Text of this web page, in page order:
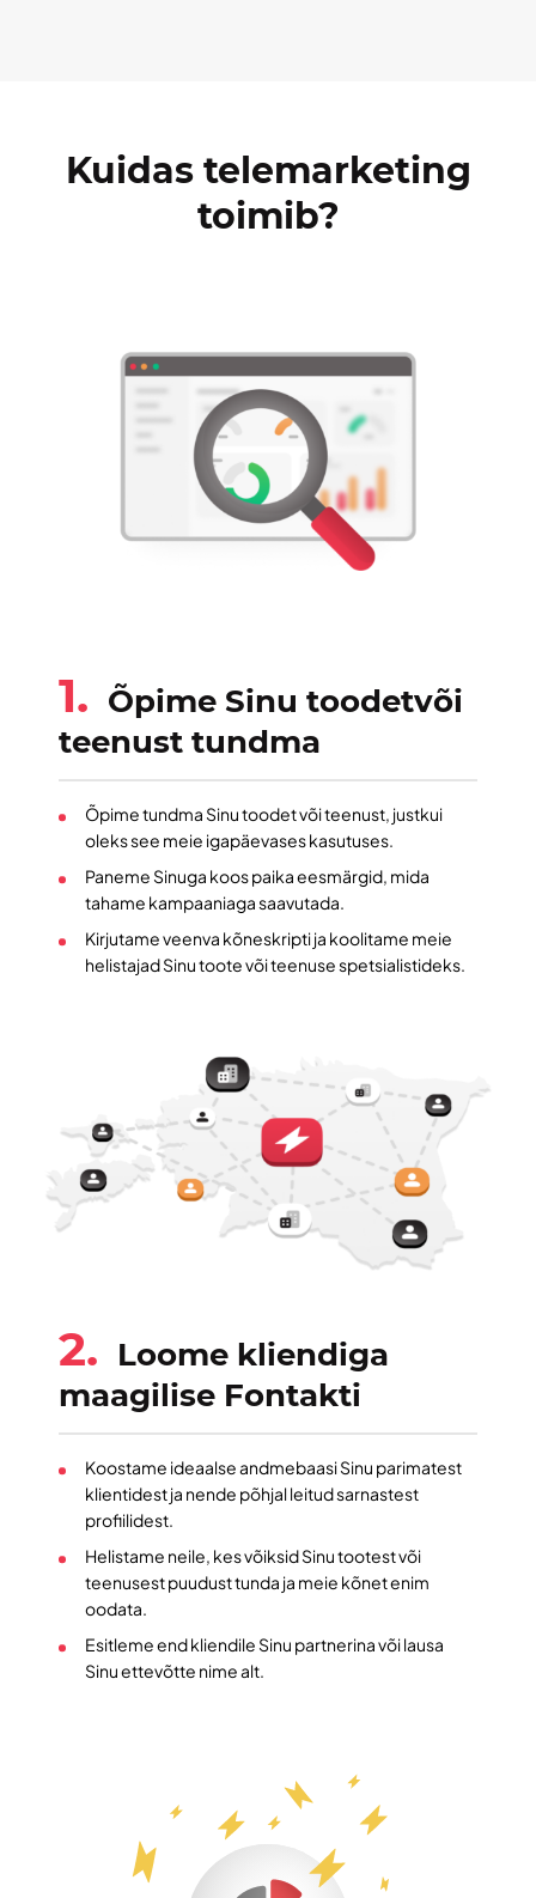
Kuidas telemarketing
toimib?
1. Õpime Sinu toodetvõi
teenust tundma
Õpime tundma Sinu toodet või teenust, justkui
oleks see meie igapäevases kasutuses.
Paneme Sinuga koos paika eesmärgid, mida
tahame kampaaniaga saavutada.
Kirjutame veenva kõneskripti ja koolitame meie
helistajad Sinu toote või teenuse spetsialistideks.
2. Loome kliendiga
maagilise Fontakti
Koostame ideaalse andmebaasi Sinu parimatest
klientidest ja nende põhjal leitud sarnastest
profiilidest.
Helistame neile, kes võiksid Sinu tootest või
teenusest puudust tunda ja meie kõnet enim
oodata.
Esitleme end kliendile Sinu partnerina või lausa
Sinu ettevõtte nime alt.